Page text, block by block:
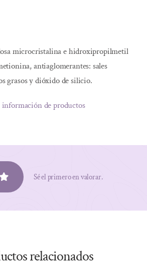
microcristalina e hidroxipropilmetil
antiaglomerantes: sales
grasos y dióxido de silicio.
información de productos
Sé el primero en valorar.
relacionados